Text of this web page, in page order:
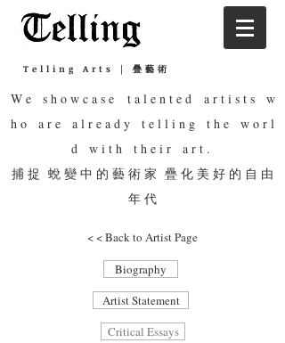
Telling Arts | 疊藝術
W e s h o w c a s e t a l e n t e d a r t i s t s w
h o a r e a l r e a d y t e l l i n g t h e w o r l
d w i t h t h e i r a r t .
捕 捉 蛻 變 中 的 藝 術 家 疊 化 美 好 的 自 由
年 代
Biography
Artist Statement
Critical Essays
< < Back to Artist Page